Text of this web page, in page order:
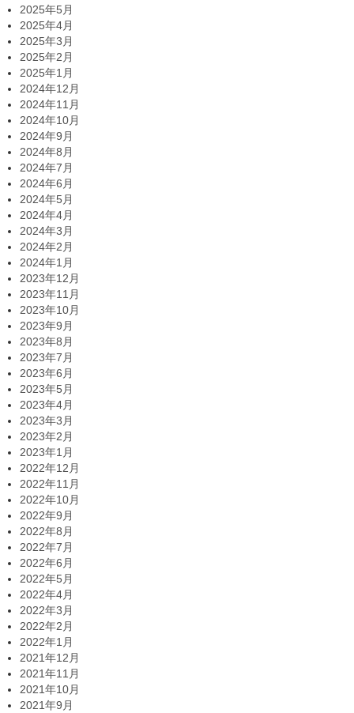
2025年5月
2025年4月
2025年3月
2025年2月
2025年1月
2024年12月
2024年11月
2024年10月
2024年9月
2024年8月
2024年7月
2024年6月
2024年5月
2024年4月
2024年3月
2024年2月
2024年1月
2023年12月
2023年11月
2023年10月
2023年9月
2023年8月
2023年7月
2023年6月
2023年5月
2023年4月
2023年3月
2023年2月
2023年1月
2022年12月
2022年11月
2022年10月
2022年9月
2022年8月
2022年7月
2022年6月
2022年5月
2022年4月
2022年3月
2022年2月
2022年1月
2021年12月
2021年11月
2021年10月
2021年9月